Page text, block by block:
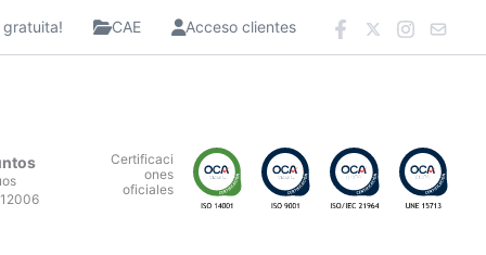
gratuita! CAE Acceso clientes
Certificaci
ones
oficiales